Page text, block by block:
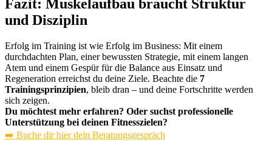
Fazit: Muskelaufbau braucht Struktur
und Disziplin
Erfolg im Training ist wie Erfolg im Business: Mit einem
durchdachten Plan, einer bewussten Strategie, mit einem langen
Atem und einem Gespür für die Balance aus Einsatz und
Regeneration erreichst du deine Ziele. Beachte die 7
Trainingsprinzipien, bleib dran – und deine Fortschritte werden
sich zeigen.
Du möchtest mehr erfahren? Oder suchst professionelle
Unterstützung bei deinen Fitnesszielen?
➡️ Buche dir hier dein Beratungsgespräch